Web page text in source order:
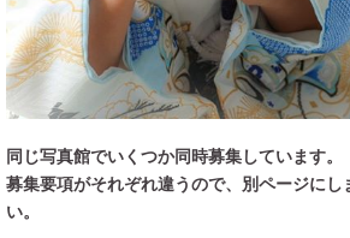
同じ写真館でいくつか同時募集しています。
募集要項がそれぞれ違うので、別ページにし
い。